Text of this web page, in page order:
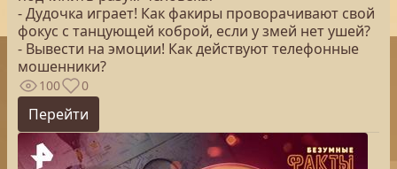
- Дудочка играет! Как факиры проворачивают свой
фокус с танцующей коброй, если у змей нет ушей?
- Вывести на эмоции! Как действуют телефонные
мошенники?
100 0
Перейти